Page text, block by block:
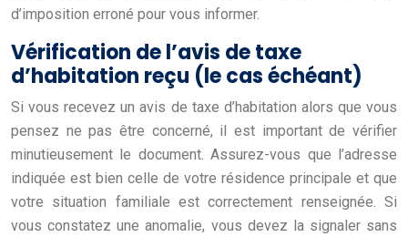
d’imposition erroné pour vous informer.
Vérification de l’avis de taxe
d’habitation reçu (le cas échéant)
Si vous recevez un avis de taxe d’habitation alors que vous
pensez ne pas être concerné, il est important de vérifier
minutieusement le document. Assurez-vous que l’adresse
indiquée est bien celle de votre résidence principale et que
votre situation familiale est correctement renseignée. Si
vous constatez une anomalie, vous devez la signaler sans